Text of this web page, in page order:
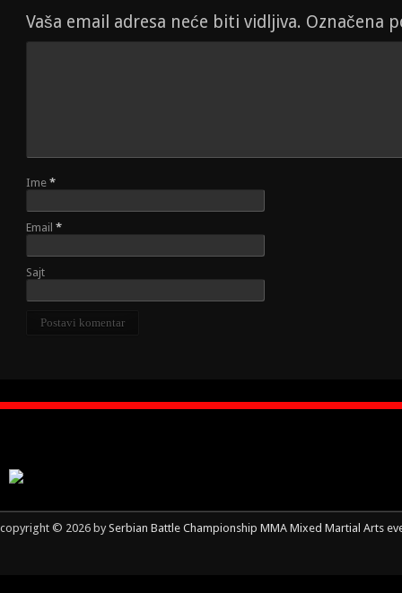
Vaša email adresa neće biti vidljiva. Označena
Ime *
Email *
Sajt
copyright © 2026 by Serbian Battle Championship MMA Mixed Martial Arts